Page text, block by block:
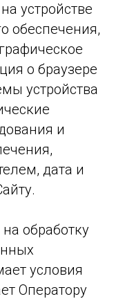
устройстве
обеспечения,
о браузере
устройства
и
дата и
обработку
условия
Оператору